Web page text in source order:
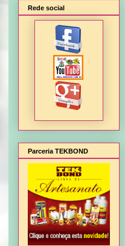
Rede social
Parceria TEKBOND